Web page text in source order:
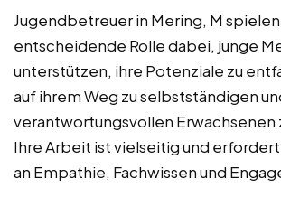
Jugendbetreuer in Mering, M
entscheidende Rolle dabei, junge
unterstützen, ihre Potenziale zu
auf ihrem Weg zu selbstständigen
verantwortungsvollen Erwachsenen
Ihre Arbeit ist vielseitig und erfordert
an Empathie, Fachwissen und